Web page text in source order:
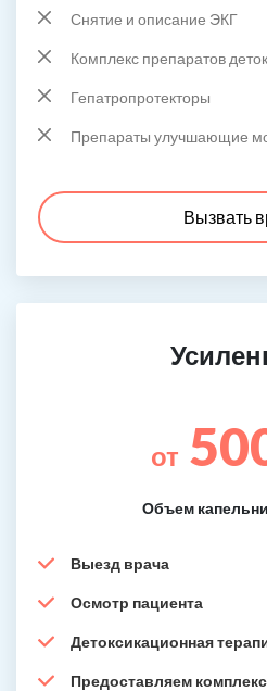
Снятие и описание ЭКГ
Комплекс препаратов
Гепатропротекторы
Препараты улучшающие
Вызвать
от
Объем
Выезд врача
Осмотр пациента
Детоксикационная
Предоставляем